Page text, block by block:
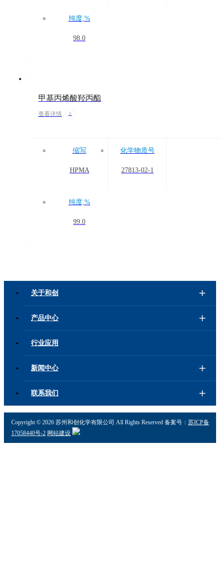
纯度,%
98.0
甲基丙烯酸羟丙酯
查看详情
缩写
HPMA
化学物质号
27813-02-1
纯度,%
99.0
关于和创
产品中心
行业应用
新闻中心
联系我们
Copyright © 2026 苏州和创化学有限公司 All Rights Reserved 备案号： 苏ICP备
17058440号-2 网站建设